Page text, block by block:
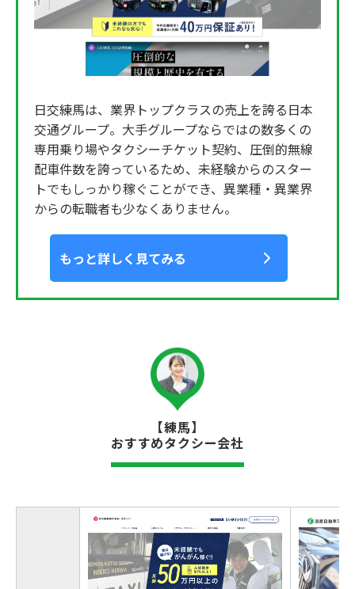
日交練馬は、業界トップクラスの売上を誇る日本
交通グループ。大手グループならではの数多くの
専用乗り場やタクシーチケット契約、圧倒的無線
配車件数を誇っているため、未経験からのスター
トでもしっかり稼ぐことができ、異業種・異業界
からの転職者も少なくありません。
もっと詳しく見てみる
【練馬】
おすすめタクシー会社